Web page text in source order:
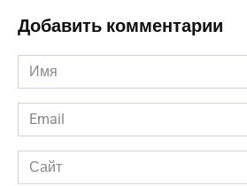
Добавить комментарии
Имя
*
Email
*
Сайт